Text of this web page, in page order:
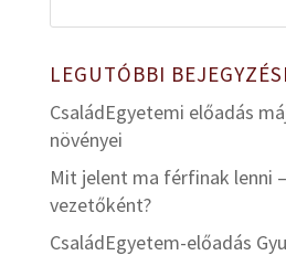
LEGUTÓBBI
CsaládEgyetemi előadás
növényei
Mit jelent ma férfinak lenni
vezetőként?
CsaládEgyetem-előadás